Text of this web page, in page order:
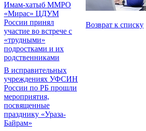
Имам-хатыб ММРО
«Мирас» ЦДУМ
России принял
участие во встрече с
«трудными»
подростками и их
родственниками
В исправительных
учреждениях УФСИН
России по РБ прошли
мероприятия,
посвященные
празднику «Ураза-
Байрам»
Возврат к списку